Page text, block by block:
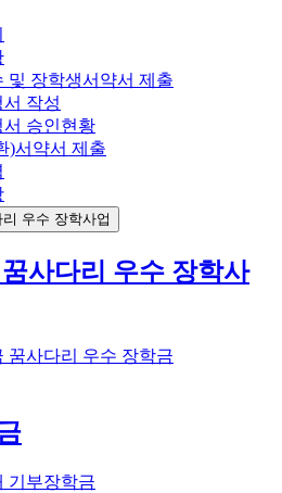
및 장학생서약서 제출
작성
서 승인현황
)서약서 제출
우수 장학사업
사다리 우수 장학사
꿈사다리 우수 장학금
기부장학금